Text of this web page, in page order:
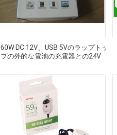
60W DC 12V、USB 5Vのラップトッ
プの外的な電池の充電器との24V